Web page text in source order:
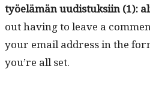
työelämän uud­is­tuk­si­in (1):
out hav­ing to leave a
your email address in the
you’re all set.